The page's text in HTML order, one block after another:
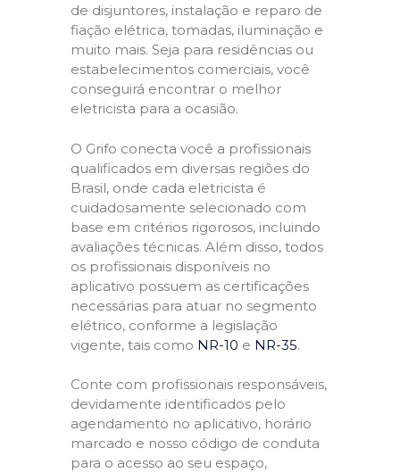
de disjuntores, instalação e reparo de
fiação elétrica, tomadas, iluminação e
muito mais. Seja para residências ou
estabelecimentos comerciais, você
conseguirá encontrar o melhor
eletricista para a ocasião.
O Grifo conecta você a profissionais
qualificados em diversas regiões do
Brasil, onde cada eletricista é
cuidadosamente selecionado com
base em critérios rigorosos, incluindo
avaliações técnicas. Além disso, todos
os profissionais disponíveis no
aplicativo possuem as certificações
necessárias para atuar no segmento
elétrico, conforme a legislação
vigente, tais como NR-10 e NR-35.
Conte com profissionais responsáveis,
devidamente identificados pelo
agendamento no aplicativo, horário
marcado e nosso código de conduta
para o acesso ao seu espaço,